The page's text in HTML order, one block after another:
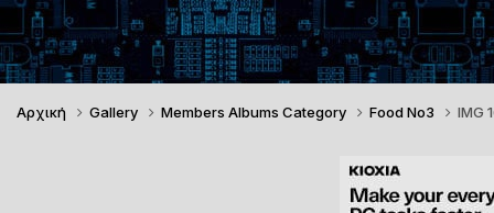
Αρχική Gallery Members Albums Category Food No3 IMG